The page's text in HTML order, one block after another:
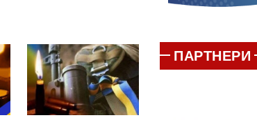
ПАРТНЕРИ